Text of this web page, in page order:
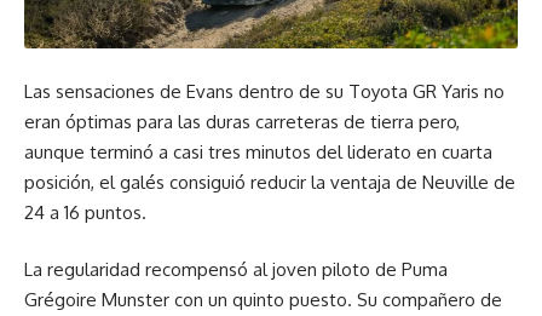
Las sensaciones de Evans dentro de su Toyota GR Yaris no
eran óptimas para las duras carreteras de tierra pero,
aunque terminó a casi tres minutos del liderato en cuarta
posición, el galés consiguió reducir la ventaja de Neuville de
24 a 16 puntos.
La regularidad recompensó al joven piloto de Puma
Grégoire Munster con un quinto puesto. Su compañero de